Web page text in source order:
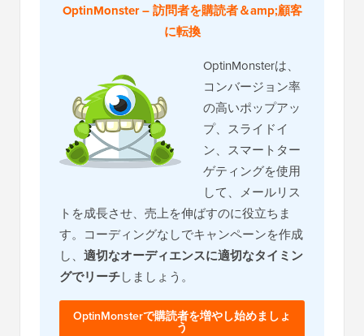
OptinMonster – 訪問者を購読者＆amp;顧客
に転換
OptinMonsterは、
コンバージョン率
の高いポップアッ
プ、スライドイ
ン、スマートター
ゲティングを使用
して、メールリス
トを成長させ、売上を伸ばすのに役立ちま
す。コーディングなしでキャンペーンを作成
し、 適切なオーディエンスに適切なタイミン
グでリーチしましょう。
OptinMonsterで購読者を増やし始めましょ
う